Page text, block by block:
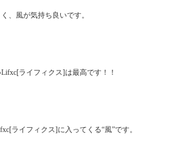
、風が気持ち良いです。
ライフィクス]は最高です！！
ライフィクス]に入ってくる“風”です。